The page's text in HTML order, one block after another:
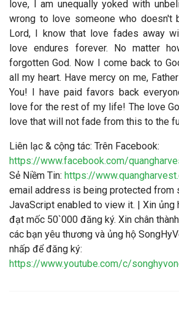
love, I am unequally yoked with
wrong to love someone who doesn't
Lord, I know that love fades away
love endures forever. No matter
forgotten God. Now I come back to
all my heart. Have mercy on me,
You! I have paid favors back
love for the rest of my life! The love
love that will not fade from this to the
Liên lạc & cộng tác: Trên Facebook:
https://www.facebook.com/
Sẻ Niềm Tin: https://
email address is being protected from
JavaScript enabled to view it. | Xin ủng
đạt mốc 50`000 đăng ký. Xin chân
các bạn yêu thương và ủng hộ
nhấp để đăng ký:
https://www.youtube.com/c/